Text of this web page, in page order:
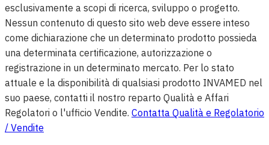
esclusivamente a scopi di ricerca, sviluppo o progetto.
Nessun contenuto di questo sito web deve essere inteso
come dichiarazione che un determinato prodotto possieda
una determinata certificazione, autorizzazione o
registrazione in un determinato mercato. Per lo stato
attuale e la disponibilità di qualsiasi prodotto INVAMED nel
suo paese, contatti il nostro reparto Qualità e Affari
Regolatori o l'ufficio Vendite. Contatta Qualità e Regolatorio
/ Vendite